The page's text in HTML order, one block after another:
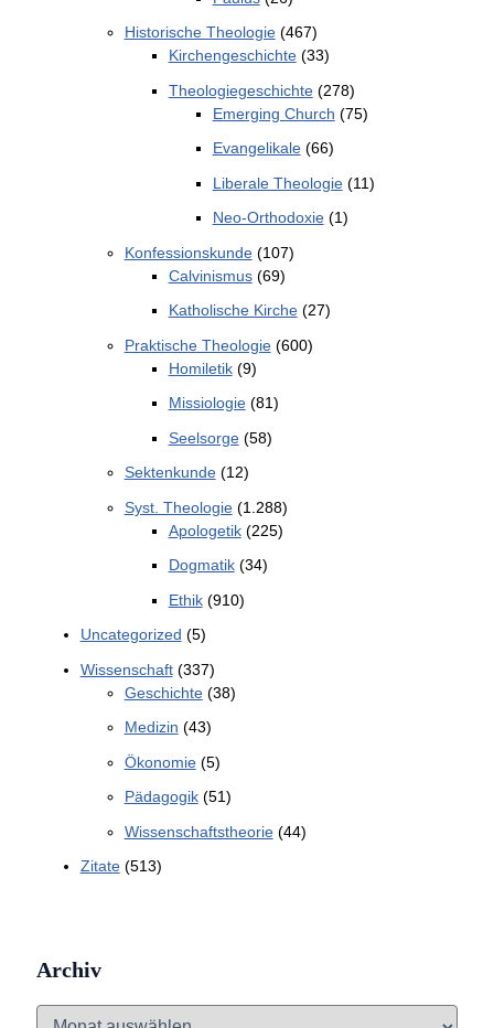
Historische Theologie(467)
Kirchengeschichte(33)
Theologiegeschichte(278)
Emerging Church (75)
Evangelikale(66)
Liberale Theologie(11)
Neo-Orthodoxie(1)
Konfessionskunde(107)
Calvinismus(69)
Katholische Kirche(27)
Praktische Theologie(600)
Homiletik(9)
Missiologie(81)
Seelsorge(58)
Sektenkunde(12)
Syst. Theologie(1.288)
Apologetik(225)
Dogmatik(34)
Ethik(910)
Uncategorized (5)
Wissenschaft(337)
Geschichte(38)
Medizin (43)
Ökonomie(5)
Pädagogik(51)
Wissenschaftstheorie(44)
Zitate(513)
Archiv
A